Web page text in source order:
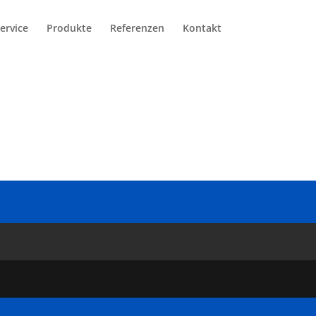
Produkte Referenzen Kontakt